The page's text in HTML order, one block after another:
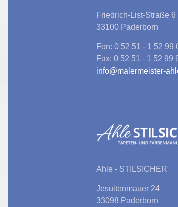
Friedrich-List-Straße 6
33100 Paderborn
Fon: 0 52 51 - 1 52 99
Fax: 0 52 51 - 1 52 99
info@malermeister-
Ahle - STILSICHER
Jesuitenmauer 24
33098 Paderborn